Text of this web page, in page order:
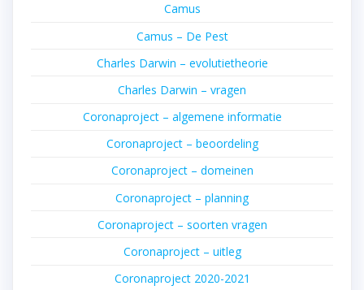
Camus
Camus – De Pest
Charles Darwin – evolutietheorie
Charles Darwin – vragen
Coronaproject – algemene informatie
Coronaproject – beoordeling
Coronaproject – domeinen
Coronaproject – planning
Coronaproject – soorten vragen
Coronaproject – uitleg
Coronaproject 2020-2021